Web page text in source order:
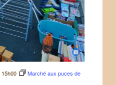
15h00
Marché aux puces de